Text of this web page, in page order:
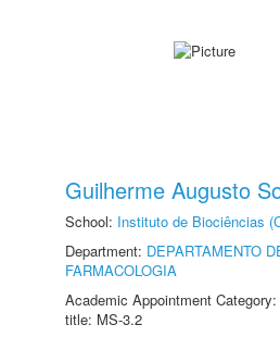
Guilherme Augusto
School: Instituto de Biociências
Department: DEPARTAMENTO
FARMACOLOGIA
Academic Appointment
title: MS-3.2